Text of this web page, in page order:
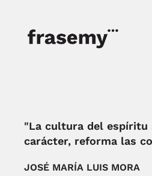
"La cultura del espíritu
carácter, reforma las
JOSÉ MARÍA LUIS MORA